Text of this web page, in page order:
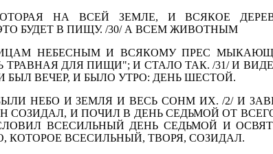
НА ВСЕЙ ЗЕМЛЕ, И ВСЯКОЕ
БУДЕТ В ПИЩУ. /30/ А ВСЕМ ЖИВОТНЫМ
НЕБЕСНЫМ И ВСЯКОМУ ПРЕС
ТРАВНАЯ ДЛЯ ПИЩИ"; И СТАЛО ТАК. /31/ И
БЫЛ ВЕЧЕР, И БЫЛО УТРО: ДЕНЬ ШЕСТОЙ.
НЕБО И ЗЕМЛЯ И ВЕСЬ СОНМ ИХ. /2/ И
СОЗИДАЛ, И ПОЧИЛ В ДЕНЬ СЕДЬМОЙ ОТ
ВСЕСИЛЬНЫЙ ДЕНЬ СЕДЬМОЙ И
КОТОРОЕ ВСЕСИЛЬНЫЙ, ТВОРЯ, СОЗИДАЛ.